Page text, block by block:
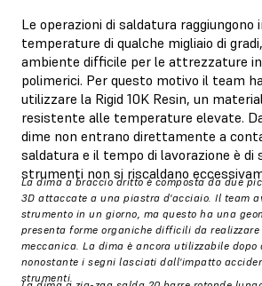
Le operazioni di saldatura raggiungono
temperature di qualche migliaio di
ambiente difficile per le attrezzature
polimerici. Per questo motivo il team
utilizzare la Rigid 10K Resin, un
resistente alle temperature elevate.
dime non entrano direttamente a
saldatura e il tempo di lavorazione è di
strumenti non si riscaldano
La dima a braccio dritto è composta da due
3D attaccate a una piastra d'acciaio. Il team
strumento in un giorno, ma questo ha una
presenta forme organiche difficili da
meccanica. La dima è ancora utilizzabile dopo
nonostante i segni lasciati dall'impatto
strumenti.